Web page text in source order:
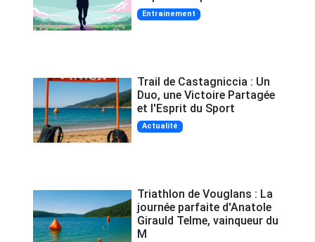
Entrainement
Trail de Castagniccia : Un
Duo, une Victoire Partagée
et l'Esprit du Sport
Actualité
Triathlon de Vouglans : La
journée parfaite d'Anatole
Girauld Telme, vainqueur du
M